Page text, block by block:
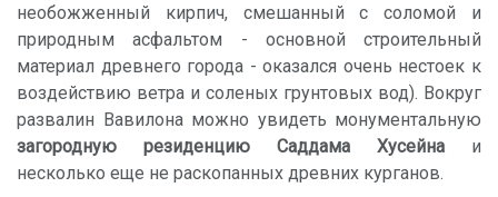
необожженный кирпич, смешанный с соломой и
природным асфальтом - основной строительный
материал древнего города - оказался очень нестоек к
воздействию ветра и соленых грунтовых вод). Вокруг
развалин Вавилона можно увидеть монументальную
загородную резиденцию Саддама Хусейна и
несколько еще не раскопанных древних курганов.